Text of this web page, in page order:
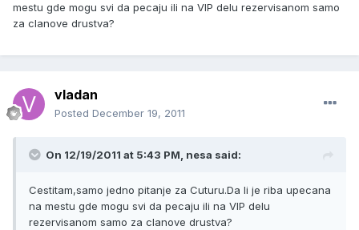
mestu gde mogu svi da pecaju ili na VIP delu rezervisanom samo
za clanove drustva?
vladan
Posted December 19, 2011
On 12/19/2011 at 5:43 PM, nesa said:
Cestitam,samo jedno pitanje za Cuturu.Da li je riba upecana
na mestu gde mogu svi da pecaju ili na VIP delu
rezervisanom samo za clanove drustva?